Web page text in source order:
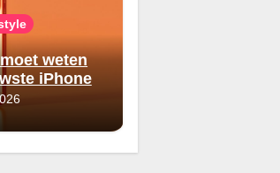
weten
iPhone